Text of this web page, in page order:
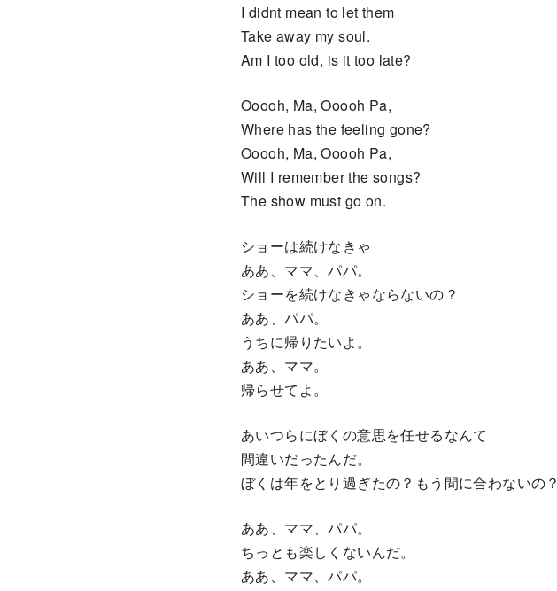
I didnt mean to let them
Take away my soul.
Am I too old, is it too late?
Ooooh, Ma, Ooooh Pa,
Where has the feeling gone?
Ooooh, Ma, Ooooh Pa,
Will I remember the songs?
The show must go on.
ショーは続けなきゃ
ああ、ママ、パパ。
ショーを続けなきゃならないの？
ああ、パパ。
うちに帰りたいよ。
ああ、ママ。
帰らせてよ。
あいつらにぼくの意思を任せるなんて
間違いだったんだ。
ぼくは年をとり過ぎたの？もう間に合わないの？
ああ、ママ、パパ。
ちっとも楽しくないんだ。
ああ、ママ、パパ。